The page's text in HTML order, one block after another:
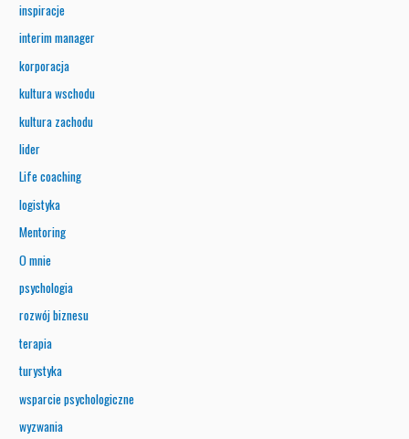
inspiracje
interim manager
korporacja
kultura wschodu
kultura zachodu
lider
Life coaching
logistyka
Mentoring
O mnie
psychologia
rozwój biznesu
terapia
turystyka
wsparcie psychologiczne
wyzwania